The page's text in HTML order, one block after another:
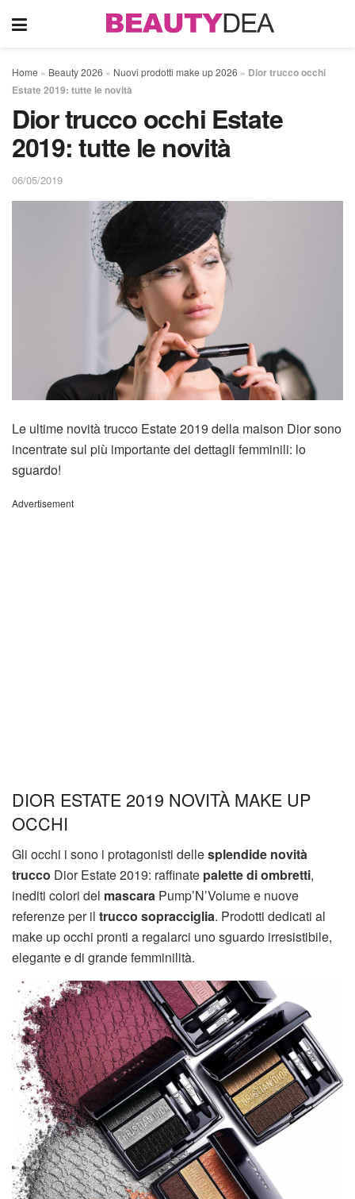
Home » Beauty 2026 » Nuovi prodotti make up 2026 » Dior trucco occhi
Estate 2019: tutte le novità
Dior trucco occhi Estate
2019: tutte le novità
06/05/2019
Le ultime novità trucco Estate 2019 della maison Dior sono
incentrate sul più importante dei dettagli femminili: lo
sguardo!
Advertisement
DIOR ESTATE 2019 NOVITÀ MAKE UP
OCCHI
Gli occhi i sono i protagonisti dellesplendide novità
trucco Dior Estate 2019: raffinate palette di ombretti,
inediti colori del mascara Pump’N’Volume e nuove
referenze per il trucco sopracciglia. Prodotti dedicati al
make up occhi pronti a regalarci uno sguardo irresistibile,
elegante e di grande femminilità.